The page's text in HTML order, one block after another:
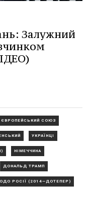
Залужний
ЄВРОПЕЙСЬКИЙ СОЮЗ
УКРАЇНЦІ
НІМЕЧЧИНА
ДОНАЛЬД ТРАМП
РОСІЇ (2014—ДОТЕПЕР)